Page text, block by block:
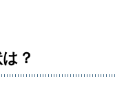
？